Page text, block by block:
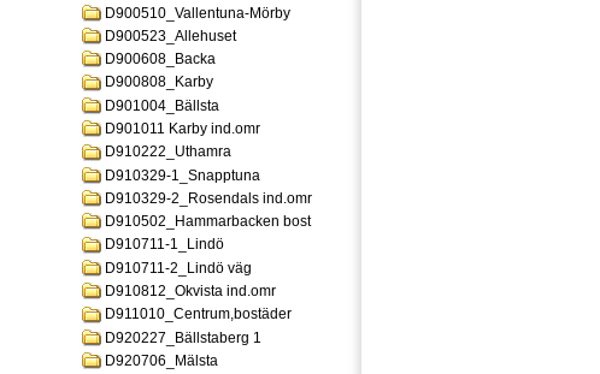
D900510_Vallentuna-Mörby
D900523_Allehuset
D900608_Backa
D900808_Karby
D901004_Bällsta
D901011 Karby ind.omr
D910222_Uthamra
D910329-1_Snapptuna
D910329-2_Rosendals ind.omr
D910502_Hammarbacken bost
D910711-1_Lindö
D910711-2_Lindö väg
D910812_Okvista ind.omr
D911010_Centrum,bostäder
D920227_Bällstaberg 1
D920706_Mälsta